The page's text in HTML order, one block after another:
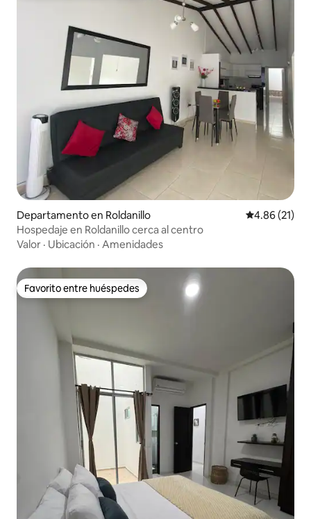
Departamento en Roldanillo Calificación
4.86 (21)
Hospedaje en Roldanillo cerca al centro
Valor · Ubicación · Amenidades
Favorito entre huéspedes
Favorito entre huéspedes